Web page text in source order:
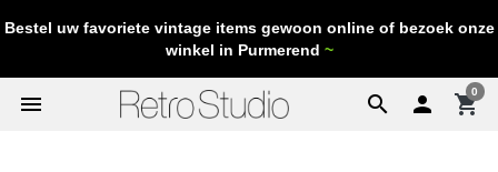
Bestel uw favoriete vintage items gewoon online of bezoek onze
winkel in Purmerend ~
search
menu  shopping_cart
0